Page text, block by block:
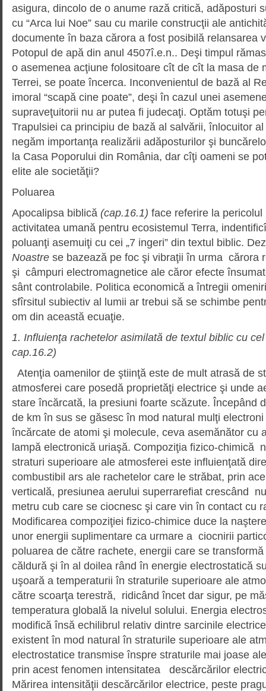
asigura, dincolo de o anume rază critică, adăposturi
cu “Arca lui Noe” sau cu marile construcţii ale
documente în baza cărora a fost posibilă relansarea
Potopul de apă din anul 4507î.e.n.. Deşi timpul
o asemenea acţiune folositoare cît de cît la masa de
Terrei, se poate încerca. Inconvenientul de bază al
imoral “scapă cine poate”, deşi în cazul unei
supraveţuitorii nu ar putea fi judecaţi. Optăm totuşi
Trapulsiei ca principiu de bază al salvării, înlocuitor
negăm importanţa realizării adăposturilor şi
la Casa Poporului din România, dar cîţi oameni se
elite ale societăţii?
Poluarea
Apocalipsa biblică (cap.16.1) face referire la
activitatea umană pentru ecosistemul Terra,
poluanţi asemuiţi cu cei „7 ingeri” din textul biblic.
Noastre se bazează pe foc şi vibraţii în urma cărora
şi câmpuri electromagnetice ale căror efecte
sânt controlabile. Politica economică a întregii
sfîrsitul subiectiv al lumii ar trebui să se schimbe
om din această ecuaţie.
1. Influienţa rachetelor asimilată de textul biblic cu
cap.16.2)
Atenţia oamenilor de ştiinţă este de mult atrasă de
atmosferei care posedă proprietăţi electrice şi unde
stare încărcată, la presiuni foarte scăzute. Începând
de km în sus se găsesc în mod natural mulţi
încărcate de atomi şi molecule, ceva asemănător cu
lampă electronică uriaşă. Compoziţia fizico-chimică
straturi superioare ale atmosferei este influienţată
combustibil ars ale rachetelor care le străbat, prin
verticală, presiunea aerului superrarefiat crescând
metru cub care se ciocnesc şi care vin în contact cu
Modificarea compoziţiei fizico-chimice duce la
unor energii suplimentare ca urmare a ciocnirii
poluarea de către rachete, energii care se
căldură şi în al doilea rând în energie electrostatică
uşoară a temperaturii în straturile superioare ale
către scoarţa terestră, ridicând încet dar sigur, pe
temperatura globală la nivelul solului. Energia
modifică însă echilibrul relativ dintre sarcinile
existent în mod natural în straturile superioare ale
electrostatice transmise înspre straturile mai joase
prin acest fenomen intensitatea descărcărilor
Mărirea intensităţii descărcărilor electrice, peste